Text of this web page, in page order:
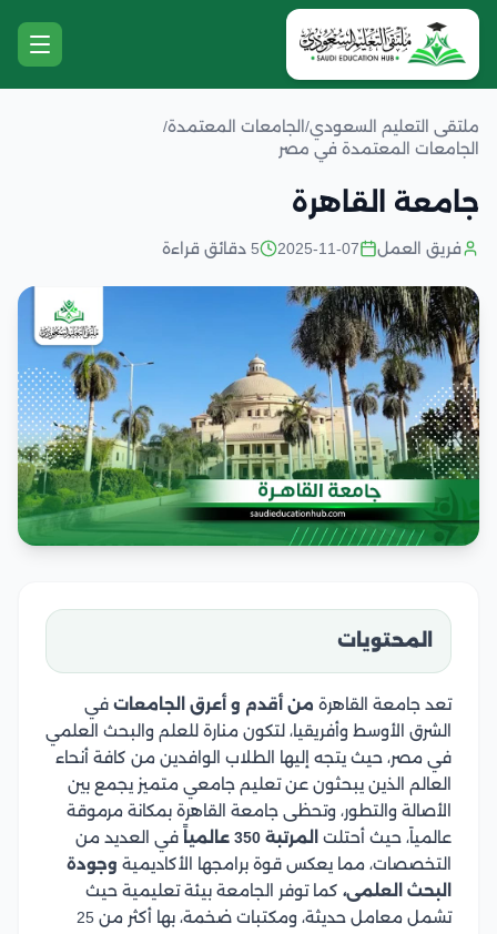
ملتقى التعليم السعودي/ الجامعات المعتمدة/
الجامعات المعتمدة في مصر
جامعة القاهرة
فريق العمل 2025-11-07 5 دقائق قراءة
المحتويات
تعد جامعة القاهرة من أقدم و أعرق الجامعات في
الشرق الأوسط وأفريقيا، لتكون منارة للعلم والبحث العلمي
في مصر، حيث يتجه إليها الطلاب الوافدين من كافة أنحاء
العالم الذين يبحثون عن تعليم جامعي متميز يجمع بين
الأصالة والتطور، وتحظى جامعة القاهرة بمكانة مرموقة
عالمياً، حيث أحتلت
المرتبة 350 عالمياً
في العديد من
التخصصات، مما يعكس قوة برامجها الأكاديمية وجودة
البحث العلمى، كما توفر الجامعة بيئة تعليمية حيث
تشمل معامل حديثة، ومكتبات ضخمة، بها أكثر من 25